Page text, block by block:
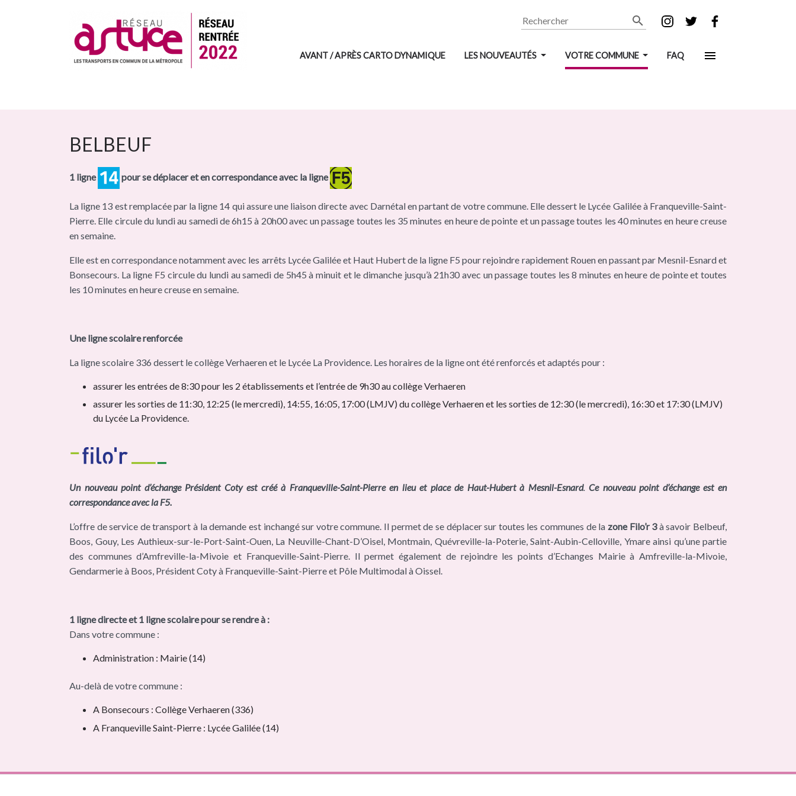
Rechercher
AVANT / APRÈS CARTO DYNAMIQUE LES NOUVEAUTÉS VOTRE COMMUNE FAQ
BELBEUF
1 ligne pour se déplacer et en correspondance avec la ligne
La ligne 13 est remplacée par la ligne 14 qui assure une liaison directe avec Darnétal en partant de votre commune. Elle dessert le Lycée Galilée à Franqueville-Saint-
Pierre. Elle circule du lundi au samedi de 6h15 à 20h00 avec un passage toutes les 35 minutes en heure de pointe et un passage toutes les 40 minutes en heure creuse
en semaine.
Elle est en correspondance notamment avec les arrêts Lycée Galilée et Haut Hubert de la ligne F5 pour rejoindre rapidement Rouen en passant par Mesnil-Esnard et
Bonsecours. La ligne F5 circule du lundi au samedi de 5h45 à minuit et le dimanche jusqu’à 21h30 avec un passage toutes les 8 minutes en heure de pointe et toutes
les 10 minutes en heure creuse en semaine.
Une ligne scolaire renforcée
La ligne scolaire 336 dessert le collège Verhaeren et le Lycée La Providence. Les horaires de la ligne ont été renforcés et adaptés pour :
assurer les entrées de 8:30 pour les 2 établissements et l’entrée de 9h30 au collège Verhaeren
assurer les sorties de 11:30, 12:25 (le mercredi), 14:55, 16:05, 17:00 (LMJV) du collège Verhaeren et les sorties de 12:30 (le mercredi), 16:30 et 17:30 (LMJV)
du Lycée La Providence.
Un nouveau point d’échange Président Coty est créé à Franqueville-Saint-Pierre en lieu et place de Haut-Hubert à Mesnil-Esnard.Ce nouveau point d’échange est en
correspondance avec la F5.
L’offre de service de transport à la demande est inchangé sur votre commune. Il permet de se déplacer sur toutes les communes de la zone Filo’r 3à savoir Belbeuf,
Boos, Gouy, Les Authieux-sur-le-Port-Saint-Ouen, La Neuville-Chant-D’Oisel, Montmain, Quévreville-la-Poterie, Saint-Aubin-Celloville, Ymare ainsi qu’une partie
des communes d’Amfreville-la-Mivoie et Franqueville-Saint-Pierre. Il permet également de rejoindre les points d’Echanges Mairie à Amfreville-la-Mivoie,
Gendarmerie à Boos, Président Coty à Franqueville-Saint-Pierre et Pôle Multimodal à Oissel.
1 ligne directe et 1 ligne scolaire pour se rendre à :
Dans votre commune :
Administration : Mairie (14)
Au-delà de votre commune :
A Bonsecours : Collège Verhaeren (336)
A Franqueville Saint-Pierre : Lycée Galilée (14)